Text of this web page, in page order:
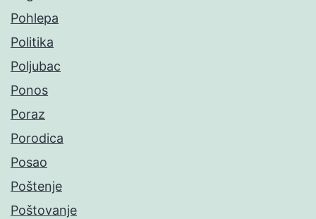
Pohlepa
Politika
Poljubac
Ponos
Poraz
Porodica
Posao
Poštenje
Poštovanje